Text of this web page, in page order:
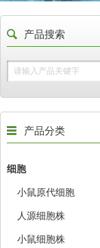
产品搜索
产品分类
细胞
小鼠原代细胞
人源细胞株
小鼠细胞株